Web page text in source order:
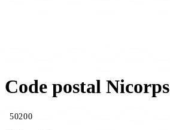
Code postal Nicorps
50200